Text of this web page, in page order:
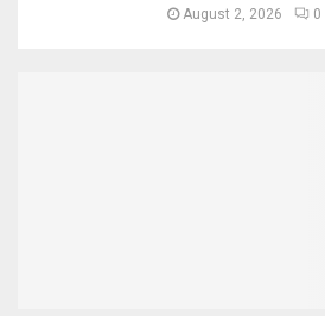
August 2, 2026 0